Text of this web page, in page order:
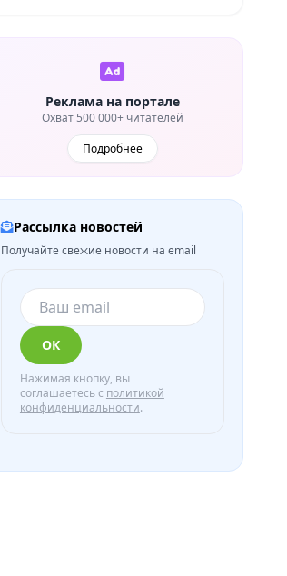
Реклама на портале
Охват 500 000+ читателей
Подробнее
Рассылка новостей
Получайте свежие новости на email
ОК
Нажимая кнопку, вы
соглашаетесь с политикой
конфиденциальности.